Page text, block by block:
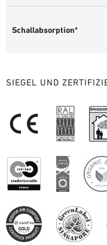
Schallabsorption*
SIEGEL UND